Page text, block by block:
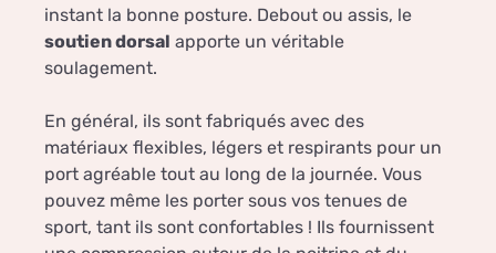
instant la bonne posture. Debout ou assis, le
soutien dorsal apporte un véritable
soulagement.
En général, ils sont fabriqués avec des
matériaux flexibles, légers et respirants pour un
port agréable tout au long de la journée. Vous
pouvez même les porter sous vos tenues de
sport, tant ils sont confortables ! Ils fournissent